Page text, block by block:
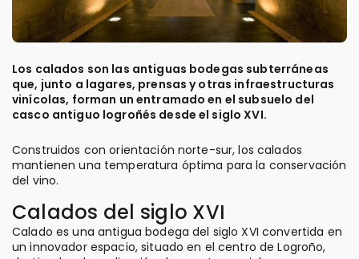
Los calados son las antiguas bodegas subterráneas
que, junto a lagares, prensas y otras infraestructuras
vinícolas, forman un entramado en el subsuelo del
casco antiguo logroñés desde el siglo XVI.
Construidos con orientación norte-sur, los calados
mantienen una temperatura óptima para la conservación
del vino.
Calados del siglo XVI
Calado es una antigua bodega del siglo XVI convertida en
un innovador espacio, situado en el centro de Logroño,